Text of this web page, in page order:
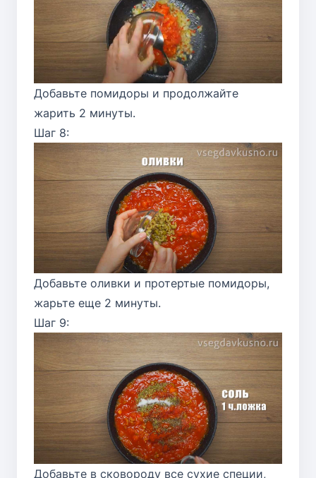
Добавьте помидоры и продолжайте
жарить 2 минуты.
Шаг 8:
Добавьте оливки и протертые помидоры,
жарьте еще 2 минуты.
Шаг 9:
Добавьте в сковороду все сухие специи,